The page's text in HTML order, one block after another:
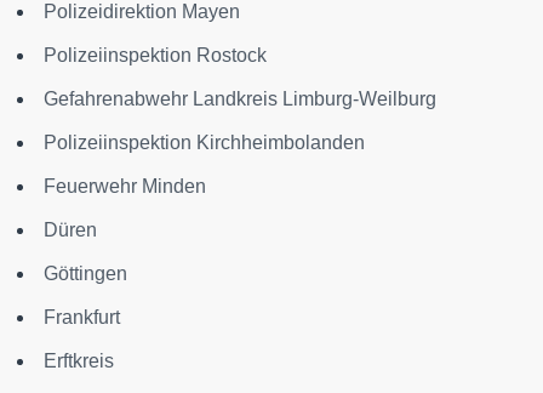
Polizeidirektion Mayen
Polizeiinspektion Rostock
Gefahrenabwehr Landkreis Limburg-Weilburg
Polizeiinspektion Kirchheimbolanden
Feuerwehr Minden
Düren
Göttingen
Frankfurt
Erftkreis